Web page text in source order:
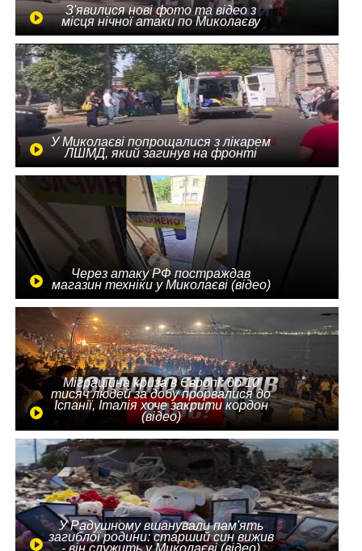
З'явилися нові фото та відео з
місця нічної атаки по Миколаєву
У Миколаєві попрощалися з лікарем
ЛШМД, який загинув на фронті
Через атаку РФ постраждав
магазин техніки у Миколаєві (відео)
Міграційна криза в Європі: до 10
тисяч людей за добу прорвалися до
Іспанії, Італія хоче закрити кордон
(відео)
У Радушному вшанували пам'ять
загиблої родини: старший син вижив
- він служить у Миколаєві (відео)